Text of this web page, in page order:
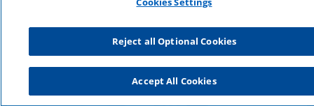
Reject all Optional Cookies
Accept All Cookies